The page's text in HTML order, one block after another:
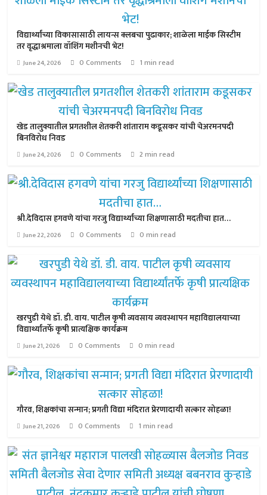
विद्यार्थ्यांच्या विकासासाठी लायन्स क्लबचा पुढाकार; शाळेला माईक सिस्टीम
तर वृद्धाश्रमाला वॉशिंग मशीनची भेट!
June 24, 2026 0 Comments 1 min read
खेड तालुक्यातील प्रगतशील शेतकरी शांताराम कडूसकर यांची चेअरमनपदी
बिनविरोध निवड
June 24, 2026 0 Comments 2 min read
श्री.देविदास हगवणे यांचा गरजु विद्यार्थ्यांच्या शिक्षणासाठी मदतीचा हात…
June 22, 2026 0 Comments 0 min read
खरपुडी येथे डॉ. डी. वाय. पाटील कृषी व्यवसाय व्यवस्थापन महाविद्यालयाच्या
विद्यार्थ्यांतर्फे कृषी प्रात्यक्षिक कार्यक्रम
June 21, 2026 0 Comments 0 min read
गौरव, शिक्षकांचा सन्मान; प्रगती विद्या मंदिरात प्रेरणादायी सत्कार सोहळा!
June 21, 2026 0 Comments 1 min read